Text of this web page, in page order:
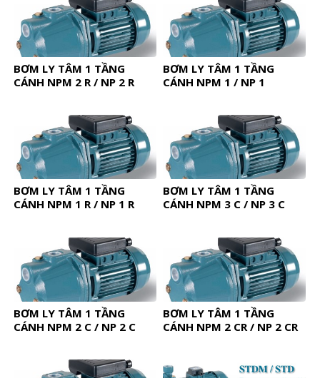
BƠM LY TÂM 1 TẦNG
CÁNH NPM 2 R / NP 2 R
BƠM LY TÂM 1 TẦNG
CÁNH NPM 1 / NP 1
BƠM LY TÂM 1 TẦNG
CÁNH NPM 1 R / NP 1 R
BƠM LY TÂM 1 TẦNG
CÁNH NPM 3 C / NP 3 C
BƠM LY TÂM 1 TẦNG
CÁNH NPM 2 C / NP 2 C
BƠM LY TÂM 1 TẦNG
CÁNH NPM 2 CR / NP 2 CR